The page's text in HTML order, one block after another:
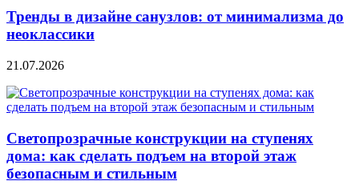
Тренды в дизайне санузлов: от минимализма до
неоклассики
21.07.2026
Светопрозрачные конструкции на ступенях
дома: как сделать подъем на второй этаж
безопасным и стильным